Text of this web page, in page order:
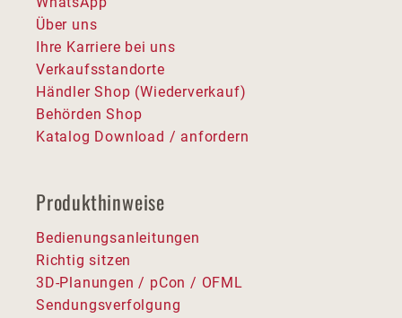
Über uns
Ihre Karriere bei uns
Verkaufsstandorte
Händler Shop (Wiederverkauf)
Behörden Shop
Katalog Download / anfordern
Produkthinweise
Bedienungsanleitungen
Richtig sitzen
3D-Planungen / pCon / OFML
Sendungsverfolgung